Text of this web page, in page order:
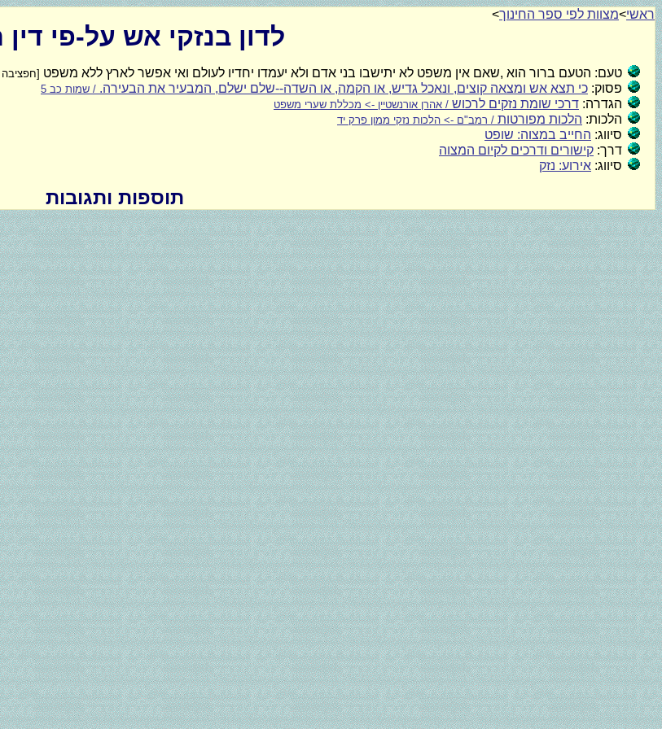
ראשי>מצוות לפי ספר החינוך>
לדון בנזקי אש על-פי דין
טעם: הטעם ברור הוא ,שאם אין משפט לא יתישבו בני אדם ולא יעמדו יחדיו לעולם ואי אפשר לארץ ללא משפט [חפציבה
פסוק: כי תצא אש ומצאה קוצים, ונאכל גדיש, או הקמה, או השדה--שלם ישלם, המבעיר את הבעירה. / שמות כב 5
הגדרה: דרכי שומת נזקים לרכוש / אהרן אורנשטיין -> מכללת שערי משפט
הלכות: הלכות מפורטות / רמב"ם -> הלכות נזקי ממון פרק יד
סיווג: החייב במצוה: שופט
דרך: קישורים ודרכים לקיום המצוה
סיווג: אירוע: נזק
תוספות ותגובות